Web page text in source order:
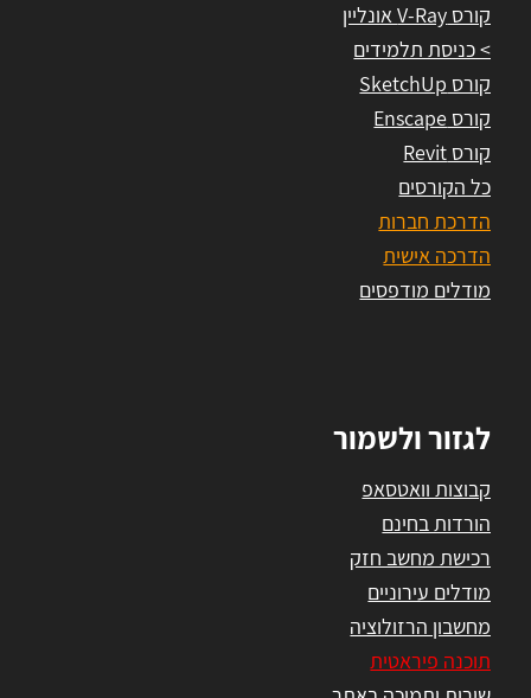
קורס V-Ray אונליין
> כניסת תלמידים
קורס SketchUp
קורס Enscape
קורס Revit
כל הקורסים
הדרכת חברות
הדרכה אישית
מודלים מודפסים
לגזור ולשמור
קבוצות וואטסאפ
הורדות בחינם
רכישת מחשב חזק
מודלים עירוניים
מחשבון הרזולוציה
תוכנה פיראטית